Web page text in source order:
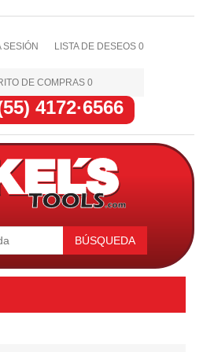
SESIÓN LISTA DE DESEOS 0
DE COMPRAS 0
4172·6566
BÚSQUEDA